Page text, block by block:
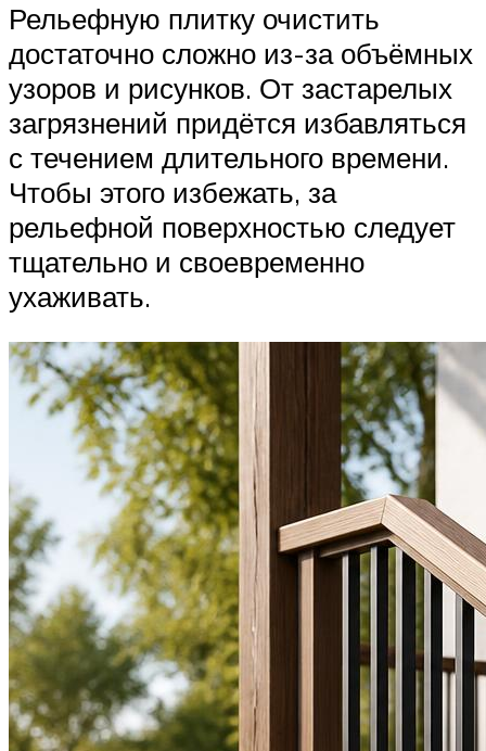
Рельефную плитку очистить
достаточно сложно из-за объёмных
узоров и рисунков. От застарелых
загрязнений придётся избавляться
с течением длительного времени.
Чтобы этого избежать, за
рельефной поверхностью следует
тщательно и своевременно
ухаживать.